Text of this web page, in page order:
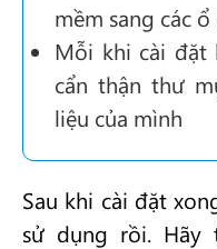
mềm sang các
Mỗi khi cài đặt
cẩn thận thư
liệu của mình
Sau khi cài đặt
sử dụng rồi. Hãy